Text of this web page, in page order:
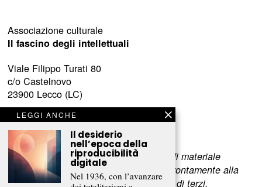
Associazione culturale
Il fascino degli intellettuali
Viale Filippo Turati 80
c/o Castelnovo
23900 Lecco (LC)
www.fascinointellettuali.it
info[at]fascinointellettuali.it
Per segnalare eventuali errori nell’uso di materiale
riservato,scriveteci e provvederemo prontamente alla
rimozione del materiale lesivo dei diritti di terzi.
LEGGI ANCHE
Il desiderio
nell’epoca della
riproducibilità
digitale
Nel 1936, con l’avanzare